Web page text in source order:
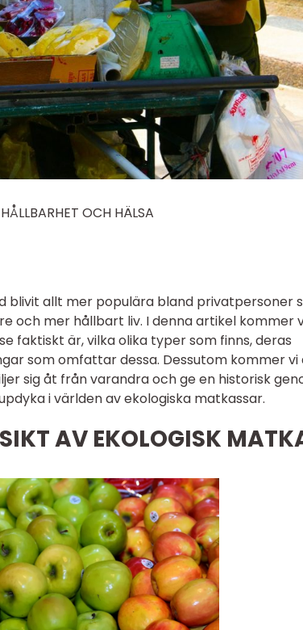
OCH HÄLSA
blivit allt mer populära bland privatpersoner
och mer hållbart liv. I denna artikel kommer
faktiskt är, vilka olika typer som finns, deras
som omfattar dessa. Dessutom kommer vi
sig åt från varandra och ge en historisk
i världen av ekologiska matkassar.
AV EKOLOGISK